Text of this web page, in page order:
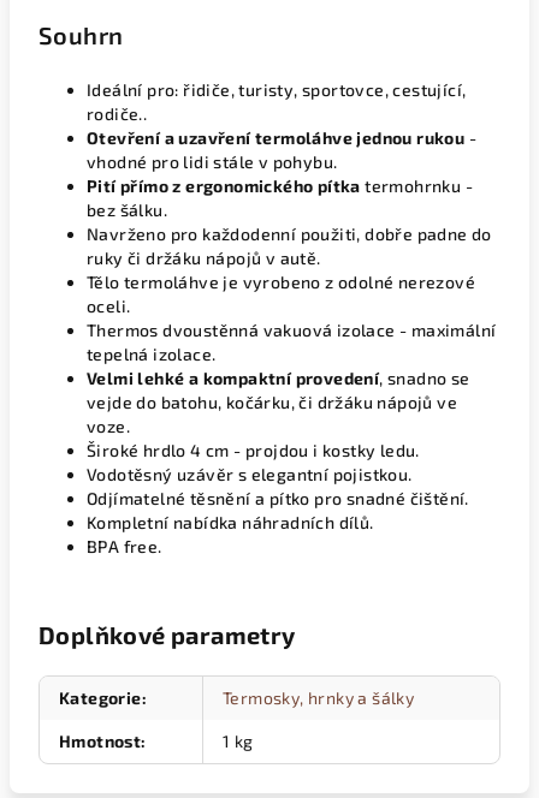
Souhrn
Ideální pro: řidiče, turisty, sportovce, cestující,
rodiče..
Otevření a uzavření termoláhve jednou rukou -
vhodné pro lidi stále v pohybu.
Pití přímo z ergonomického pítka termohrnku -
bez šálku.
Navrženo pro každodenní použiti, dobře padne do
ruky či držáku nápojů v autě.
Tělo termoláhve je vyrobeno z odolné nerezové
oceli.
Thermos dvoustěnná vakuová izolace - maximální
tepelná izolace.
Velmi lehké a kompaktní provedení, snadno se
vejde do batohu, kočárku, či držáku nápojů ve
voze.
Široké hrdlo 4 cm - projdou i kostky ledu.
Vodotěsný uzávěr s elegantní pojistkou.
Odjímatelné těsnění a pítko pro snadné čištění.
Kompletní nabídka náhradních dílů.
BPA free.
Doplňkové parametry
Kategorie: Termosky, hrnky a šálky
Hmotnost: 1 kg